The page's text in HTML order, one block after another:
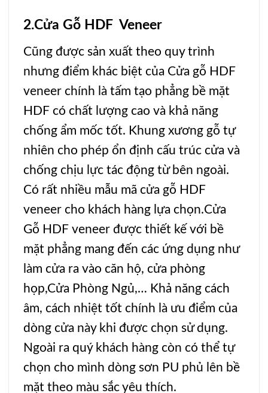
2.Cửa Gỗ HDF Veneer
Cũng được sản xuất theo quy trình
nhưng điểm khác biệt của Cửa gỗ HDF
veneer chính là tấm tạo phẳng bề mặt
HDF có chất lượng cao và khả năng
chống ẩm mốc tốt. Khung xương gỗ tự
nhiên cho phép ổn định cấu trúc cửa và
chống chịu lực tác động từ bên ngoài.
Có rất nhiều mẫu mã cửa gỗ HDF
veneer cho khách hàng lựa chọn.Cửa
Gỗ HDF veneer được thiết kế với bề
mặt phẳng mang đến các ứng dụng như
làm cửa ra vào căn hộ, cửa phòng
họp,Cửa Phòng Ngủ,… Khả năng cách
âm, cách nhiệt tốt chính là ưu điểm của
dòng cửa này khi được chọn sử dụng.
Ngoài ra quý khách hàng còn có thể tự
chọn cho mình dòng sơn PU phủ lên bề
mặt theo màu sắc yêu thích.